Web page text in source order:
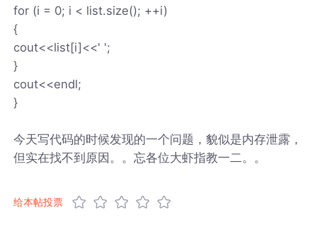
for (i = 0; i < list.size(); ++i)
{
cout<<list[i]<<' ';
}
cout<<endl;
}
今天写代码的时候发现的一个问题，貌似是内存泄露，
但实在找不到原因。。忘各位大虾指教一二。。
给本帖投票